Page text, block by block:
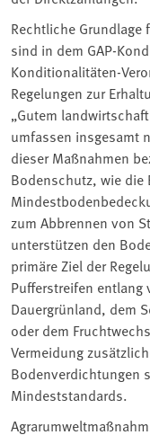
Rechtliche
sind in dem GAP-
Konditionalitäten-
Regelungen zur
„Gutem
umfassen insgesamt
dieser Maßnahmen
Bodenschutz, wie die
zum Abbrennen von
unterstützen den
primäre Ziel der
Pufferstreifen entlang
Dauergrünland, dem
oder dem
Vermeidung
Bodenverdichtungen
Mindeststandards.